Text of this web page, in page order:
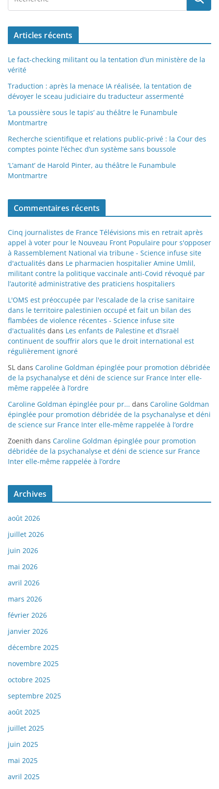
Articles récents
Le fact-checking militant ou la tentation d’un ministère de la
vérité
Traduction : après la menace IA réalisée, la tentation de
dévoyer le sceau judiciaire du traducteur assermenté
‘La poussière sous le tapis’ au théâtre le Funambule
Montmartre
Recherche scientifique et relations public-privé : la Cour des
comptes pointe l’échec d’un système sans boussole
‘L’amant’ de Harold Pinter, au théâtre le Funambule
Montmartre
Commentaires récents
Cinq journalistes de France Télévisions mis en retrait après
appel à voter pour le Nouveau Front Populaire pour s'opposer
à Rassemblement National via tribune - Science infuse site
d'actualités dans Le pharmacien hospitalier Amine Umlil,
militant contre la politique vaccinale anti-Covid révoqué par
l’autorité administrative des praticiens hospitaliers
L'OMS est préoccupée par l'escalade de la crise sanitaire
dans le territoire palestinien occupé et fait un bilan des
flambées de violence récentes - Science infuse site
d'actualités dans Les enfants de Palestine et d’Israël
continuent de souffrir alors que le droit international est
régulièrement ignoré
SL dans Caroline Goldman épinglée pour promotion débridée
de la psychanalyse et déni de science sur France Inter elle-
même rappelée à l’ordre
Caroline Goldman épinglée pour pr... dans Caroline Goldman
épinglée pour promotion débridée de la psychanalyse et déni
de science sur France Inter elle-même rappelée à l’ordre
Zoenith dans Caroline Goldman épinglée pour promotion
débridée de la psychanalyse et déni de science sur France
Inter elle-même rappelée à l’ordre
Archives
août 2026
juillet 2026
juin 2026
mai 2026
avril 2026
mars 2026
février 2026
janvier 2026
décembre 2025
novembre 2025
octobre 2025
septembre 2025
août 2025
juillet 2025
juin 2025
mai 2025
avril 2025